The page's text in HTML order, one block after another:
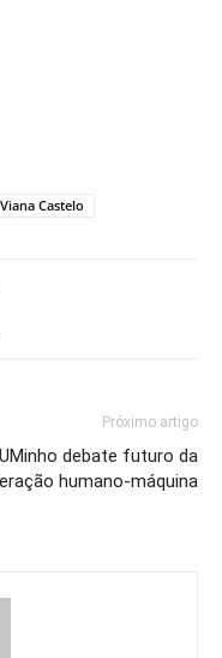
Viana Castelo
Próximo artigo
UMinho debate futuro da
humano-máquina